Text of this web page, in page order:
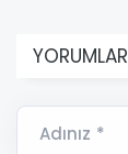
YORUMLAR
Adınız *